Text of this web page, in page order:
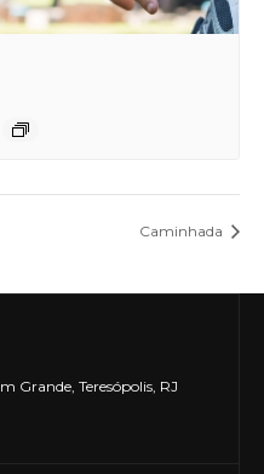
Caminhada
Grande, Teresópolis, RJ